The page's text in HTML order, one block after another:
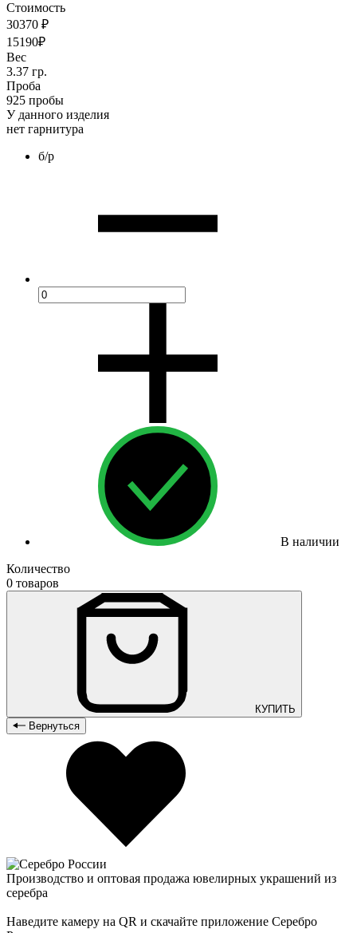
Стоимость
30370 ₽
15190₽
Вес
3.37 гр.
Проба
925 пробы
У данного изделия
нет гарнитура
б/р
В наличии
Количество
0 товаров
КУПИТЬ
Вернуться
Производство и оптовая продажа ювелирных украшений из
серебра
Наведите камеру на QR и скачайте приложение Серебро